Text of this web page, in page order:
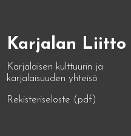
Karjalan Liitto
Karjalaisen kulttuurin ja
karjalaisuuden yhteisö
Rekisteriseloste (pdf)